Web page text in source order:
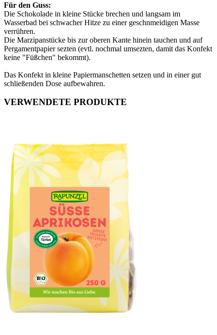
Für den Guss:
Die Schokolade in kleine Stücke brechen und langsam im
Wasserbad bei schwacher Hitze zu einer geschnmeidigen Masse
verrühren.
Die Marzipanstücke bis zur oberen Kante hinein tauchen und auf
Pergamentpapier sezten (evtl. nochmal umsezten, damit das Konfekt
keine "Füßchen" bekommt).
Das Konfekt in kleine Papiermanschetten setzen und in einer gut
schließenden Dose aufbewahren.
VERWENDETE PRODUKTE